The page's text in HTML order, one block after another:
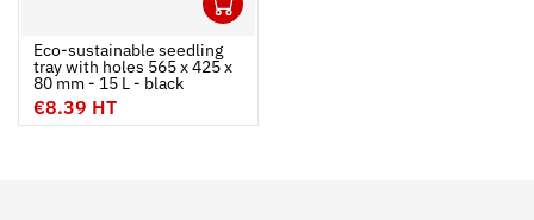
Ouvrir
Eco-sustainable seedling
tray with holes 565 x 425 x
80 mm - 15 L - black
€8.39 HT